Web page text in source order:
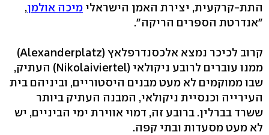
התת-קרקעית, יצירת האמן הישראלי מיכה אולמן,
"אנדרטת הספרים הריקה".
קרוב לכיכר נמצא אלכסנדרפלאץ (Alexanderplatz)
ממנו עוברים לרובע ניקולאי (Nikolaiviertel) העתיק,
שבו ממוקמים לא מעט מבנים היסטוריים, וביניהם בית
העירייה וכנסיית ניקולאי, המבנה העתיק ביותר
ששרד בברלין. ברובע זה, דמוי אווירת ימי הביניים, יש
לא מעט מסעדות ובתי קפה.